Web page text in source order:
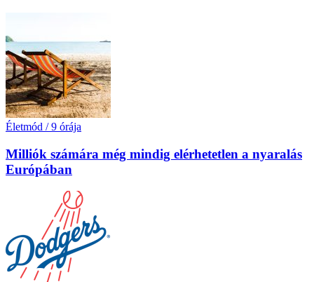
Életmód / 9 órája
Milliók számára még mindig elérhetetlen a nyaralás
Európában